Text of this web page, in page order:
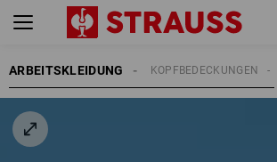
ARBEITSKLEIDUNG KOPFBEDECKUNGEN
ACCESSOIRES